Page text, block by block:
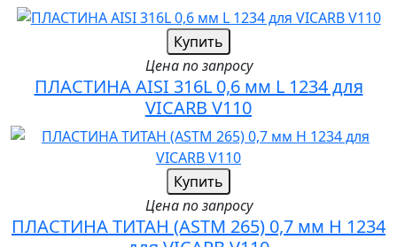
Купить
Цена по запросу
ПЛАСТИНА AISI 316L 0,6 мм L 1234 для
VICARB V110
Купить
Цена по запросу
ПЛАСТИНА ТИТАН (ASTM 265) 0,7 мм H 1234